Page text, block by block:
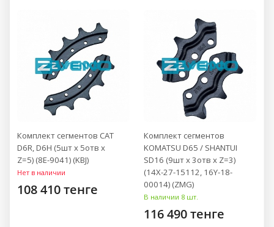
Комплект сегментов CAT
D6R, D6H (5шт x 5отв x
Z=5) (8E-9041) (KBJ)
Нет в наличии
108 410 тенге
Комплект сегментов
KOMATSU D65 / SHANTUI
SD16 (9шт x 3отв x Z=3)
(14X-27-15112, 16Y-18-
00014) (ZMG)
В наличии 8 шт.
116 490 тенге